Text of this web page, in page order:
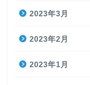
2023年3月
2023年2月
2023年1月